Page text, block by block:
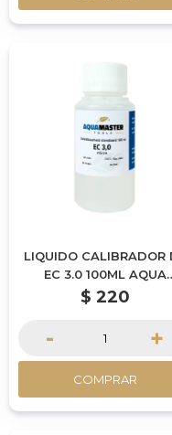
LIQUIDO CALIBRADOR
EC 3.0 100ML AQUA
MASTER TOOLS
$ 220
- +
COMPRAR